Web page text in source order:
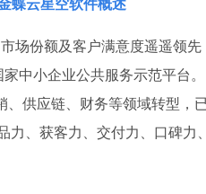
场份额及客户满意度遥遥领
中小企业公共服务示范平台
供应链、财务等领域转型，
力、获客力、交付力、口碑力